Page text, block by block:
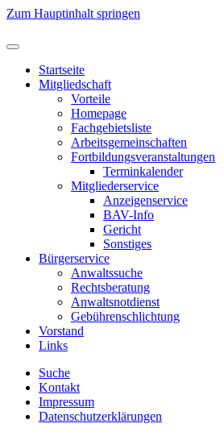
Zum Hauptinhalt springen
Startseite
Mitgliedschaft
Vorteile
Homepage
Fachgebietsliste
Arbeitsgemeinschaften
Fortbildungsveranstaltungen
Terminkalender
Mitgliederservice
Anzeigenservice
BAV-Info
Gericht
Sonstiges
Bürgerservice
Anwaltssuche
Rechtsberatung
Anwaltsnotdienst
Gebührenschlichtung
Vorstand
Links
Suche
Kontakt
Impressum
Datenschutzerklärungen